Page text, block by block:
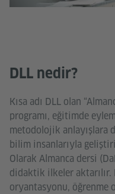
DLL nedir?
Kısa adı DLL olan
programı, eğitimde
metodolojik anlayışlara
bilim insanlarıyla
Olarak Almanca dersi
didaktik ilkeler
oryantasyonu, öğrenme